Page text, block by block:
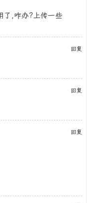
了,咋办?上传一些
回复
回复
回复